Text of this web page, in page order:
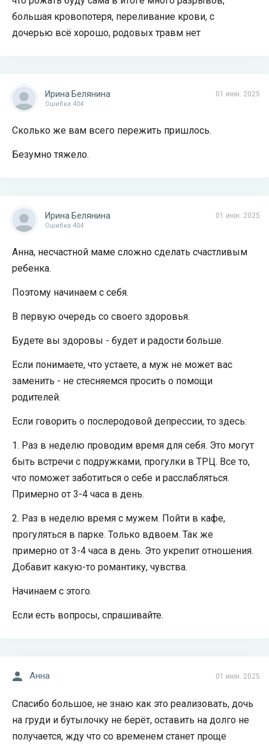
большая кровопотеря, переливание крови, с
дочерью всё хорошо, родовых травм нет
01 июн. 2025
Ирина Белянина
Ошибка 404
Сколько же вам всего пережить пришлось.
Безумно тяжело.
01 июн. 2025
Ирина Белянина
Ошибка 404
Анна, несчастной маме сложно сделать счастливым
ребенка.
Поэтому начинаем с себя.
В первую очередь со своего здоровья.
Будете вы здоровы - будет и радости больше.
Если понимаете, что устаете, а муж не может вас
заменить - не стесняемся просить о помощи
родителей.
Если говорить о послеродовой депрессии, то здесь:
1. Раз в неделю проводим время для себя. Это могут
быть встречи с подружками, прогулки в ТРЦ. Все то,
что поможет заботиться о себе и расслабляться.
Примерно от 3-4 часа в день.
2. Раз в неделю время с мужем. Пойти в кафе,
прогуляться в парке. Только вдвоем. Так же
примерно от 3-4 часа в день. Это укрепит отношения.
Добавит какую-то романтику, чувства.
Начинаем с этого.
Если есть вопросы, спрашивайте.
01 июн. 2025
Анна
Спасибо большое, не знаю как это реализовать, дочь
на груди и бутылочку не берёт, оставить на долго не
получается, жду что со временем станет проще